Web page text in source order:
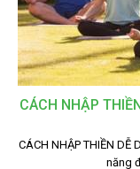
CÁCH NHẬP
CÁCH NHẬP THIỀN DỄ
năng